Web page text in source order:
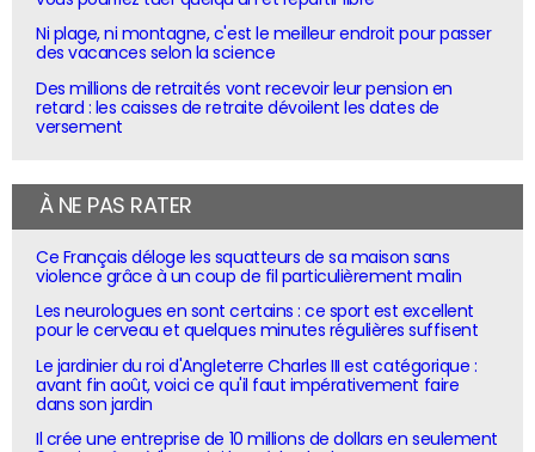
Ni plage, ni montagne, c'est le meilleur endroit pour passer
des vacances selon la science
Des millions de retraités vont recevoir leur pension en
retard : les caisses de retraite dévoilent les dates de
versement
À NE PAS RATER
Ce Français déloge les squatteurs de sa maison sans
violence grâce à un coup de fil particulièrement malin
Les neurologues en sont certains : ce sport est excellent
pour le cerveau et quelques minutes régulières suffisent
Le jardinier du roi d'Angleterre Charles III est catégorique :
avant fin août, voici ce qu'il faut impérativement faire
dans son jardin
Il crée une entreprise de 10 millions de dollars en seulement